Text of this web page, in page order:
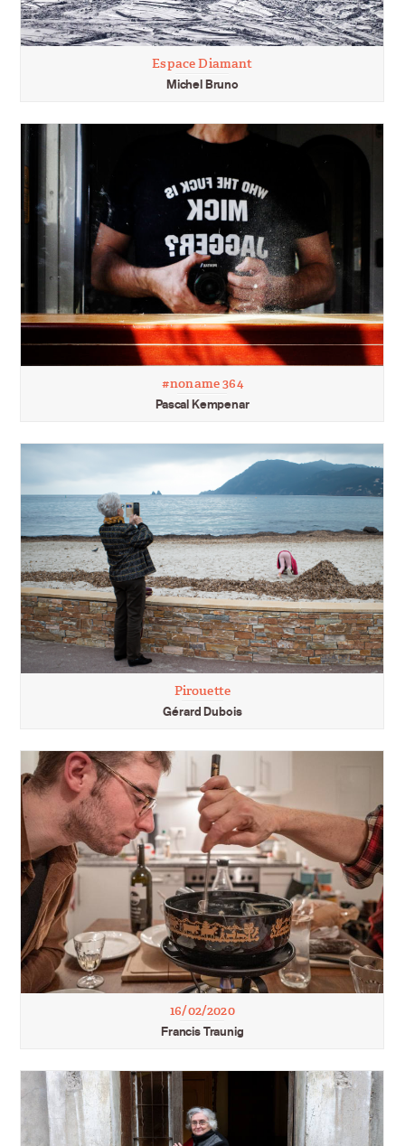
Espace Diamant
Michel Bruno
#noname 364
Pascal Kempenar
Pirouette
Gérard Dubois
16/02/2020
Francis Traunig